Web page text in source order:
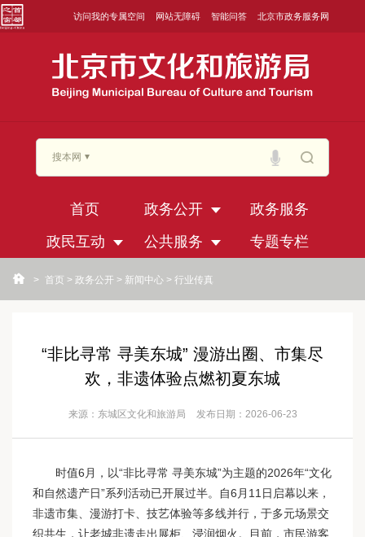
访问我的专属空间 网站无障碍 智能问答 北京市政务服务网
搜本网
首页 政务公开
政务服务
政民互动
公共服务 专题专栏
> 首页 > 政务公开 > 新闻中心 > 行业传真
“非比寻常 寻美东城” 漫游出圈、市集尽
欢，非遗体验点燃初夏东城
来源：东城区文化和旅游局 发布日期：2026-06-23
时值6月，以“非比寻常 寻美东城”为主题的2026年“文化
和自然遗产日”系列活动已开展过半。自6月11日启幕以来，
非遗市集、漫游打卡、技艺体验等多线并行，于多元场景交
织共生，让老城非遗走出展柜、浸润烟火。目前，市民游客